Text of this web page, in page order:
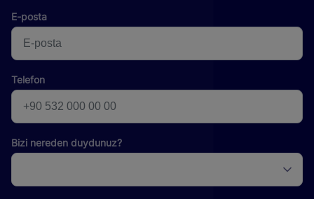
E-posta
Telefon
Bizi nereden duydunuz?